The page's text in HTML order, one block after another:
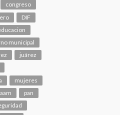
congreso
DIF
municipal
juárez
mujeres
pan